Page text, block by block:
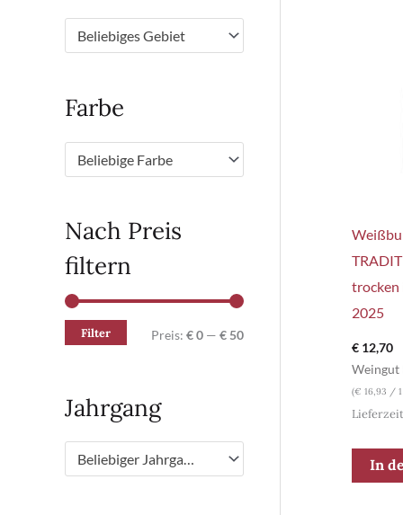
Beliebiges Gebiet
Farbe
Beliebige Farbe
Nach Preis
filtern
M
M
Filter Preis: € 0 — € 50
Jahrgang
Beliebiger Jahrgang
trocken
2025
€ 12,70
Weingut
(€ 16,93 /
In